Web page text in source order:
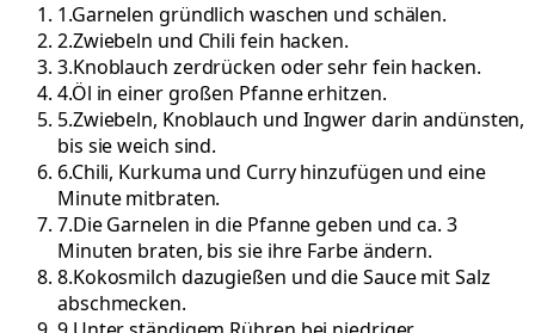
1.Garnelen gründlich waschen und schälen.
2.Zwiebeln und Chili fein hacken.
3.Knoblauch zerdrücken oder sehr fein hacken.
4.Öl in einer großen Pfanne erhitzen.
5.Zwiebeln, Knoblauch und Ingwer darin andünsten,
bis sie weich sind.
6.Chili, Kurkuma und Curry hinzufügen und eine
Minute mitbraten.
7.Die Garnelen in die Pfanne geben und ca. 3
Minuten braten, bis sie ihre Farbe ändern.
8.Kokosmilch dazugießen und die Sauce mit Salz
abschmecken.